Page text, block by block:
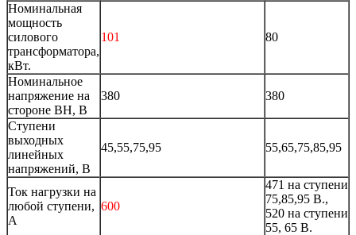
Номинальная
мощность
силового
трансформатора,
кВт.
101 80
Номинальное
напряжение на
стороне ВН, В
380 380
Ступени
выходных
линейных
напряжений, В
45,55,75,95 55,65,75,85,95
Ток нагрузки на
любой ступени,
А
600
471 на ступени
75,85,95 В.,
520 на ступени
55, 65 В.